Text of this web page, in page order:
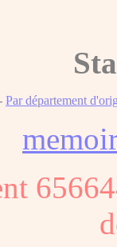
Par département